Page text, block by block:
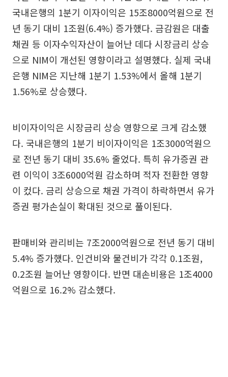
국내은행의 1분기 이자이익은 15조8000억원으로 전
년 동기 대비 1조원(6.4%) 증가했다. 금감원은 대출
채권 등 이자수익자산이 늘어난 데다 시장금리 상승
으로 NIM이 개선된 영향이라고 설명했다. 실제 국내
은행 NIM은 지난해 1분기 1.53%에서 올해 1분기
1.56%로 상승했다.
비이자이익은 시장금리 상승 영향으로 크게 감소했
다. 국내은행의 1분기 비이자이익은 1조3000억원으
로 전년 동기 대비 35.6% 줄었다. 특히 유가증권 관
련 이익이 3조6000억원 감소하며 적자 전환한 영향
이 컸다. 금리 상승으로 채권 가격이 하락하면서 유가
증권 평가손실이 확대된 것으로 풀이된다.
판매비와 관리비는 7조2000억원으로 전년 동기 대비
5.4% 증가했다. 인건비와 물건비가 각각 0.1조원,
0.2조원 늘어난 영향이다. 반면 대손비용은 1조4000
억원으로 16.2% 감소했다.